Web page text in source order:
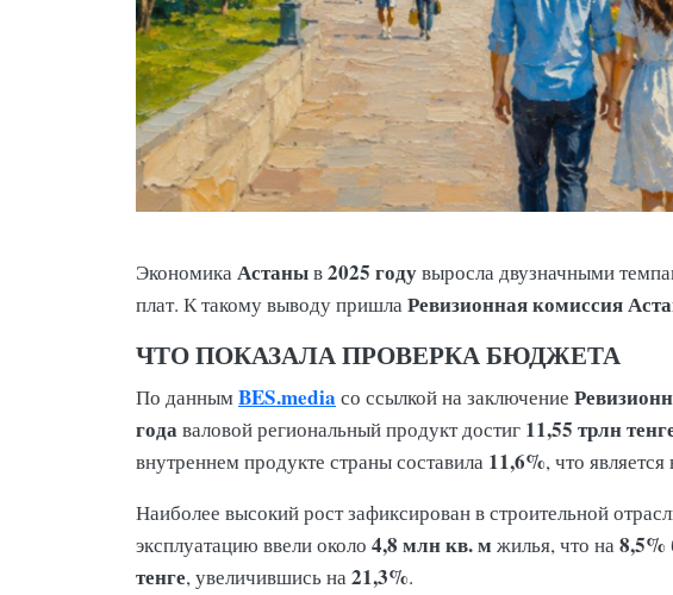
ЭкономикаАстаныв2025 годувыросла двузначными
плат. К такому выводу пришлаРевизионная комиссия
ЧТО ПОКАЗАЛА ПРОВЕРКА БЮДЖЕТА
По даннымBES.media со ссылкой на заключение
годаваловой региональный продукт достиг 11,55 трлн
внутреннем продукте страны составила 11,6%, что
Наиболее высокий рост зафиксирован в строительной
эксплуатацию ввели около 4,8 млн кв. м жилья, что на8,5%
тенге, увеличившись на21,3%.